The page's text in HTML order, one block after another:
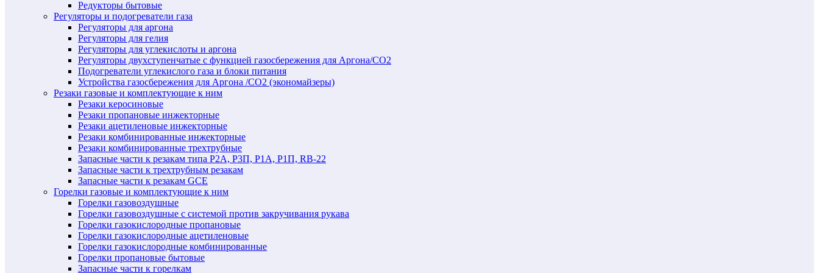
Редукторы бытовые
Регуляторы и подогреватели газа
Регуляторы для аргона
Регуляторы для гелия
Регуляторы для углекислоты и аргона
Регуляторы двухступенчатые c функцией газосбережения для Аргона/СО2
Подогреватели углекислого газа и блоки питания
Устройства газосбережения для Аргона /СО2 (экономайзеры)
Резаки газовые и комплектующие к ним
Резаки керосиновые
Резаки пропановые инжекторные
Резаки ацетиленовые инжекторные
Резаки комбинированные инжекторные
Резаки комбинированные трехтрубные
Запасные части к резакам типа Р2А, Р3П, Р1А, Р1П, RB-22
Запасные части к трехтрубным резакам
Запасные части к резакам GCE
Горелки газовые и комплектующие к ним
Горелки газовоздушные
Горелки газовоздушные с системой против закручивания рукава
Горелки газокислородные пропановые
Горелки газокислородные ацетиленовые
Горелки газокислородные комбинированные
Горелки пропановые бытовые
Запасные части к горелкам